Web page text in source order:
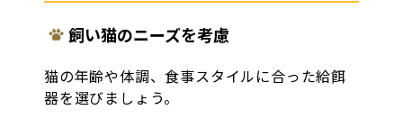
飼い猫のニーズを考慮
猫の年齢や体調、食事スタイルに合った給餌
器を選びましょう。